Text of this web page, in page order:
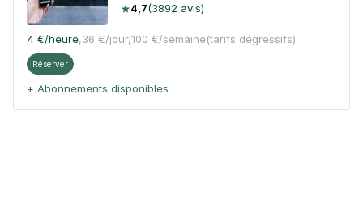
4,7(3892 avis)
4 €/heure,36 €/jour,100 €/semaine(tarifs dégressifs)
Réserver
+ Abonnements disponibles